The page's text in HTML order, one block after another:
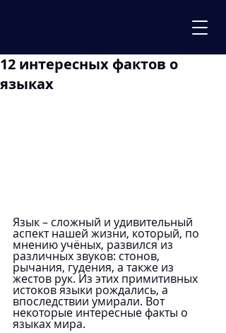
12 интересных фактов о
языках
Язык – сложный и удивительный
аспект нашей жизни, который, по
мнению учёных, развился из
различных звуков: стонов,
рычания, гудения, а также из
жестов рук. Из этих примитивных
истоков языки рождались, а
впоследствии умирали. Вот
некоторые интересные факты о
языках мира.